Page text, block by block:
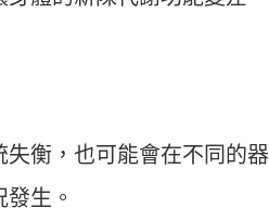
衡，也可能會在不同的
生。